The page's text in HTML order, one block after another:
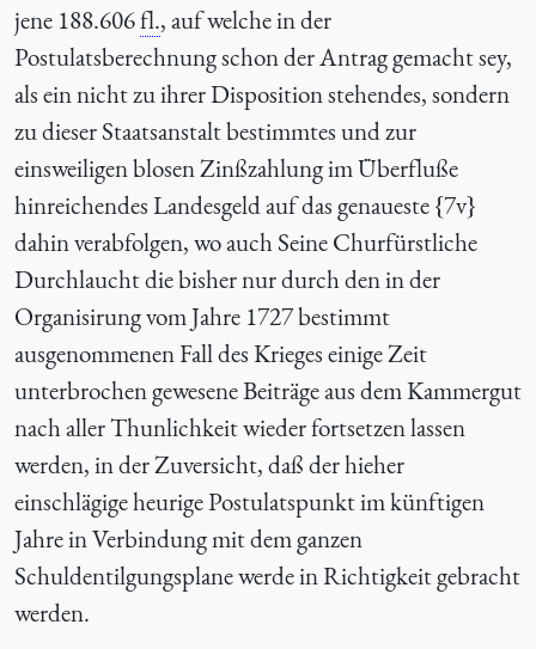
jene 188.606fl., auf welche in der
Postulatsberechnung schon der Antrag gemacht sey,
als ein nicht zu ihrer Disposition stehendes, sondern
zu dieser Staatsanstalt bestimmtes und zur
einsweiligen blosen Zinßzahlung im Überfluße
hinreichendes Landesgeld auf das genaueste {7v}
dahin verabfolgen, wo auch Seine Churfürstliche
Durchlaucht die bisher nur durch den in der
Organisirung vom Jahre 1727 bestimmt
ausgenommenen Fall des Krieges einige Zeit
unterbrochen gewesene Beiträge aus dem Kammergut
nach aller Thunlichkeit wieder fortsetzen lassen
werden, in der Zuversicht, daß der hieher
einschlägige heurige Postulatspunkt im künftigen
Jahre in Verbindung mit dem ganzen
Schuldentilgungsplane werde in Richtigkeit gebracht
werden.